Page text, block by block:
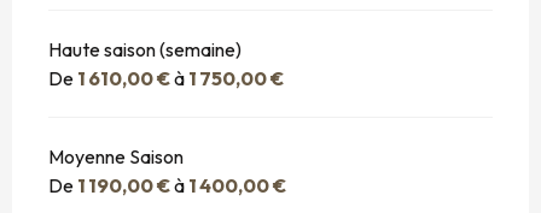
Haute saison (semaine)
De 1 610,00 €à 1 750,00 €
Moyenne Saison
De 1 190,00 €à 1 400,00 €